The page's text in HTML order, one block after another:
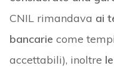
CNIL rimandava ai
bancarie come
accettabili), inoltre